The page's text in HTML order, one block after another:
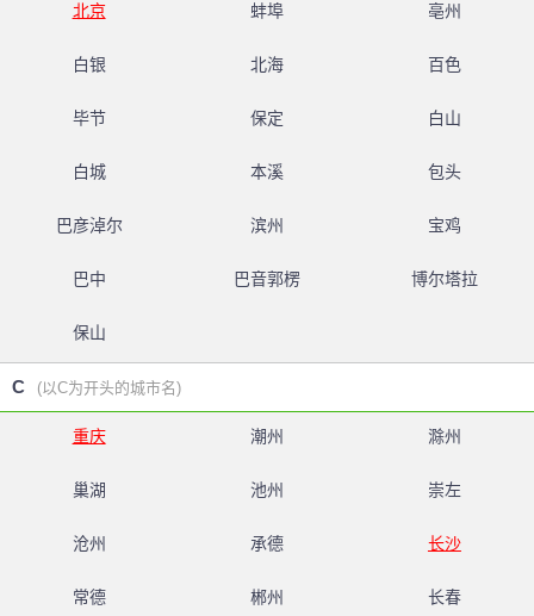
北京 蚌埠 亳州
白银 北海 百色
毕节 保定 白山
白城 本溪 包头
巴彦淖尔 滨州 宝鸡
巴中 巴音郭楞 博尔塔拉
保山
C (以C为开头的城市名)
重庆 潮州 滁州
巢湖 池州 崇左
沧州 承德 长沙
常德 郴州 长春